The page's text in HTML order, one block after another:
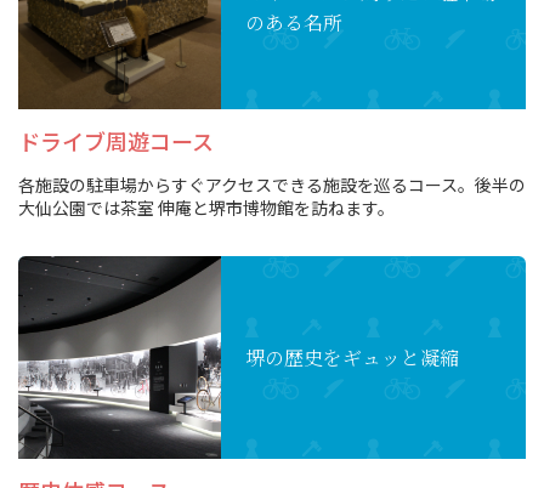
のある名所
ドライブ周遊コース
各施設の駐車場からすぐアクセスできる施設を巡るコース。後半の
大仙公園では茶室 伸庵と堺市博物館を訪ねます。
堺の歴史をギュッと凝縮